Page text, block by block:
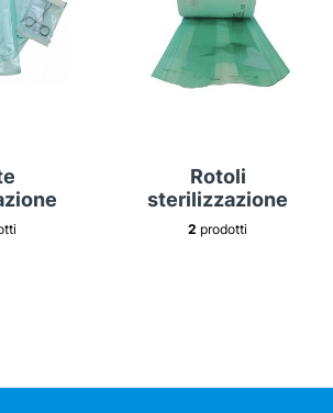
Rotoli
sterilizzazione
2 prodotti